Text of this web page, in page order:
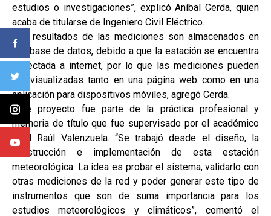
estudios o investigaciones”, explicó Aníbal Cerda, quien
acaba de titularse de Ingeniero Civil Eléctrico.
Los resultados de las mediciones son almacenados en
una base de datos, debido a que la estación se encuentra
conectada a internet, por lo que las mediciones pueden
ser visualizadas tanto en una página web como en una
aplicación para dispositivos móviles, agregó Cerda.
Este proyecto fue parte de la práctica profesional y
memoria de título que fue supervisado por el académico
UOH Raúl Valenzuela. “Se trabajó desde el diseño, la
construcción e implementación de esta estación
meteorológica. La idea es probar el sistema, validarlo con
otras mediciones de la red y poder generar este tipo de
instrumentos que son de suma importancia para los
estudios meteorológicos y climáticos”, comentó el